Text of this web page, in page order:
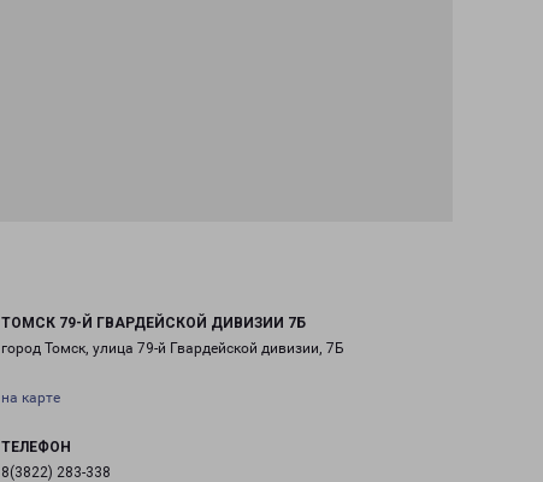
ТОМСК 79-Й ГВАРДЕЙСКОЙ ДИВИЗИИ 7Б
город Томск, улица 79-й Гвардейской дивизии, 7Б
на карте
ТЕЛЕФОН
8(3822) 283-338